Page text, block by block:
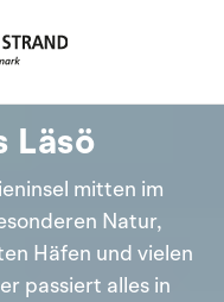
Läsö
mitten im
Natur,
Häfen und vielen
passiert alles in